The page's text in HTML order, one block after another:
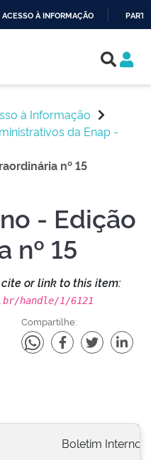
ACESSO À INFORMAÇÃO
à Informação
da Enap -
nº 15
- Edição
nº 15
or link to this item:
handle/1/6121
Compartilhe:
Boletim Interno